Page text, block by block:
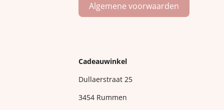
Algemene voorwaarden
Cadeauwinkel
Dullaerstraat 25
3454 Rummen